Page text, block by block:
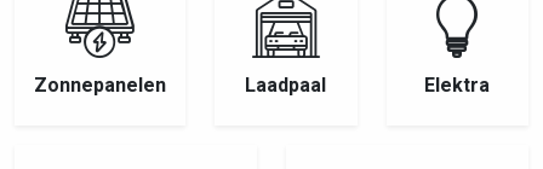
Zonnepanelen Laadpaal Elektra